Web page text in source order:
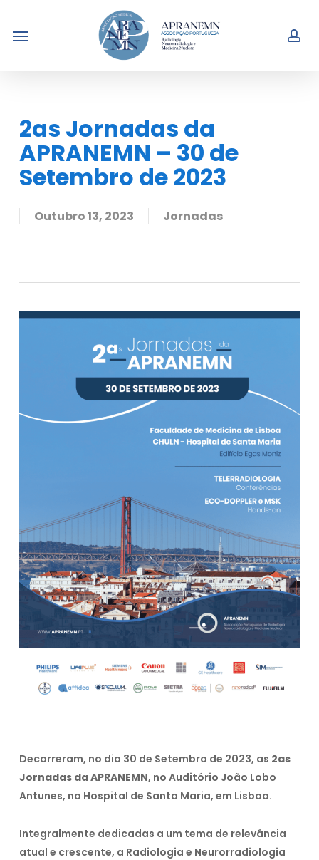
main
Menu
2as Jornadas da
APRANEMN – 30 de
Setembro de 2023
Outubro 13, 2023 Jornadas
Decorreram, no dia 30 de Setembro de 2023, as 2as
Jornadas da APRANEMN, no Auditório João Lobo
Antunes, no Hospital de Santa Maria, em Lisboa.
Integralmente dedicadas a um tema de relevância
atual e crescente, a Radiologia e Neurorradiologia